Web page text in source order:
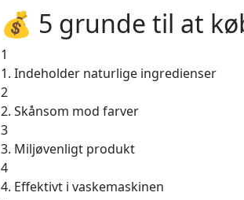
💰 5 grunde til at
1
1. Indeholder naturlige ingredienser
2
2. Skånsom mod farver
3
3. Miljøvenligt produkt
4
4. Effektivt i vaskemaskinen